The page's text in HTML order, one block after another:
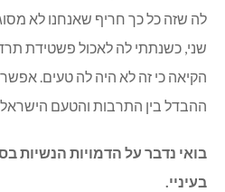
לה שזה כל כך חריף שאנחנו לא
שני, כשנתתי לה לאכול פשטידת
הקיאה כי זה לא היה לה טעים.
ההבדל בין התרבות והטעם
בואי נדבר על הדמויות הנשיות
בעיניי.